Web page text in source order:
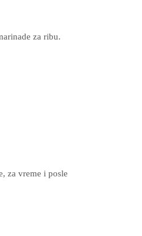
za ribu.
za vreme i posle